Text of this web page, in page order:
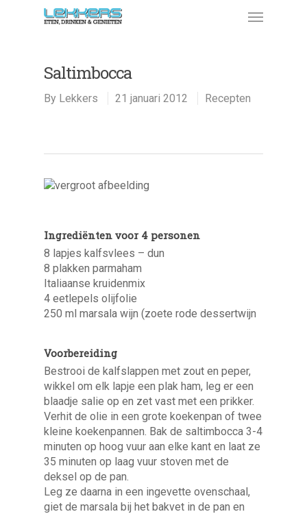
Saltimbocca
By Lekkers 21 januari 2012 Recepten
Ingrediënten voor 4 personen
8 lapjes kalfsvlees – dun
8 plakken parmaham
Italiaanse kruidenmix
4 eetlepels olijfolie
250 ml marsala wijn (zoete rode dessertwijn
Voorbereiding
Bestrooi de kalfslappen met zout en peper,
wikkel om elk lapje een plak ham, leg er een
blaadje salie op en zet vast met een prikker.
Verhit de olie in een grote koekenpan of twee
kleine koekenpannen. Bak de saltimbocca 3-4
minuten op hoog vuur aan elke kant en laat ze
35 minuten op laag vuur stoven met de
deksel op de pan.
Leg ze daarna in een ingevette ovenschaal,
giet de marsala bij het bakvet in de pan en